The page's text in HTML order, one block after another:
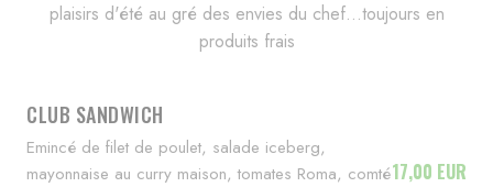
plaisirs d'été au gré des envies du chef...toujours en
produits frais
CLUB SANDWICH
Emincé de filet de poulet, salade iceberg,
mayonnaise au curry maison, tomates Roma, comté17,00 EUR